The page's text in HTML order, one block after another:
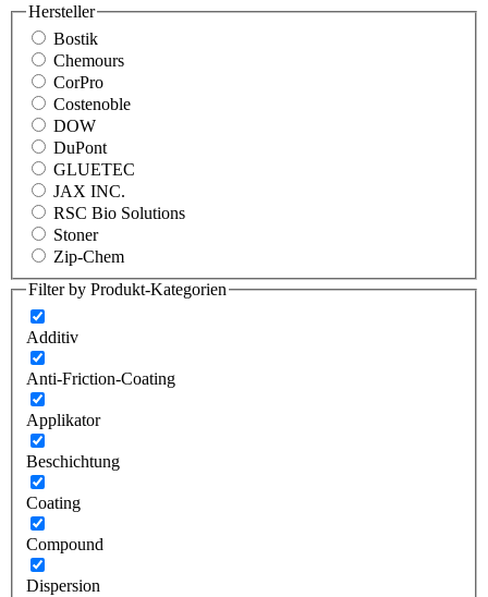
Hersteller
Bostik
Chemours
CorPro
Costenoble
DOW
DuPont
GLUETEC
JAX INC.
RSC Bio Solutions
Stoner
Zip-Chem
Filter by Produkt-Kategorien
Additiv
Anti-Friction-Coating
Applikator
Beschichtung
Coating
Compound
Dispersion